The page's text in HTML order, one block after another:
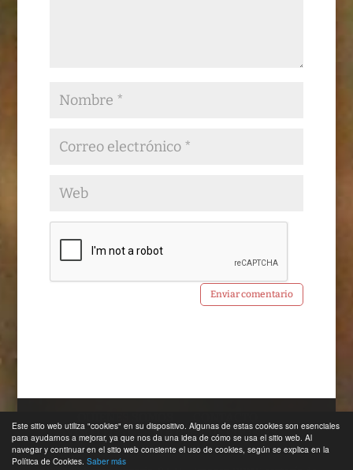
Este sitio web utiliza "cookies" en su dispositivo. Algunas de estas cookies son esenciales
para ayudarnos a mejorar, ya que nos da una idea de cómo se usa el sitio web. Al
navegar y continuar en el sitio web consiente el uso de cookies, según se explica en la
Política de Cookies. Saber más
AVISO LEGAL
POLÍTICA DE COOKIES